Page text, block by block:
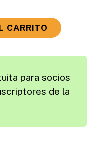
CARRITO
para socios
de la